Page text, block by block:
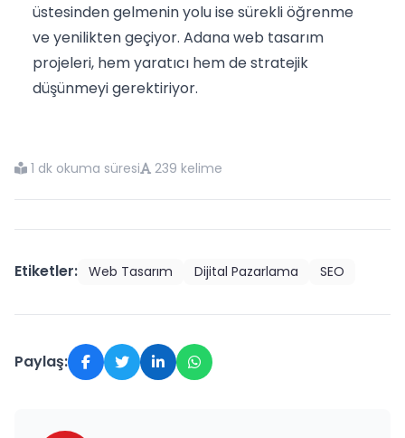
üstesinden gelmenin yolu ise sürekli öğrenme
ve yenilikten geçiyor. Adana web tasarım
projeleri, hem yaratıcı hem de stratejik
düşünmeyi gerektiriyor.
1 dk okuma süresi 239 kelime
Etiketler: Web Tasarım Dijital Pazarlama SEO
Paylaş: